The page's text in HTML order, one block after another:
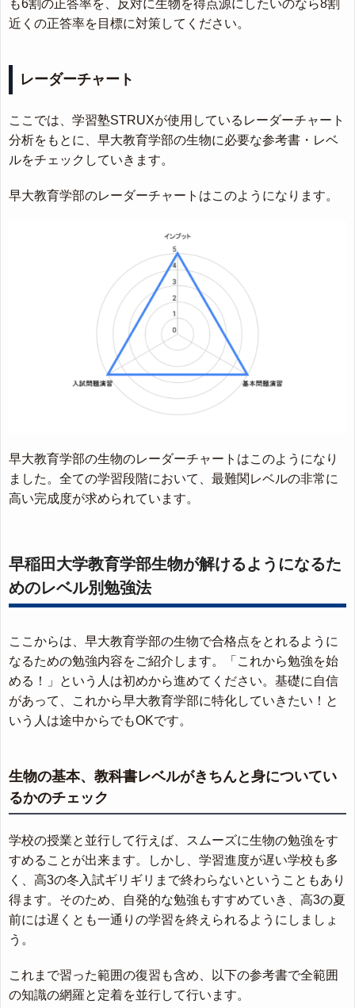
も6割の正答率を、反対に生物を得点源にしたいのなら8割
近くの正答率を目標に対策してください。
レーダーチャート
ここでは、学習塾STRUXが使用しているレーダーチャート
分析をもとに、早大教育学部の生物に必要な参考書・レベ
ルをチェックしていきます。
早大教育学部のレーダーチャートはこのようになります。
早大教育学部の生物のレーダーチャートはこのようになり
ました。全ての学習段階において、最難関レベルの非常に
高い完成度が求められています。
早稲田大学教育学部生物が解けるようになるた
めのレベル別勉強法
ここからは、早大教育学部の生物で合格点をとれるように
なるための勉強内容をご紹介します。「これから勉強を始
める！」という人は初めから進めてください。基礎に自信
があって、これから早大教育学部に特化していきたい！と
いう人は途中からでもOKです。
生物の基本、教科書レベルがきちんと身についてい
るかのチェック
学校の授業と並行して行えば、スムーズに生物の勉強をす
すめることが出来ます。しかし、学習進度が遅い学校も多
く、高3の冬入試ギリギリまで終わらないということもあり
得ます。そのため、自発的な勉強もすすめていき、高3の夏
前には遅くとも一通りの学習を終えられるようにしましょ
う。
これまで習った範囲の復習も含め、以下の参考書で全範囲
の知識の網羅と定着を並行して行います。